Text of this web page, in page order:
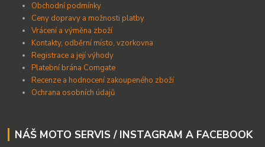
Obchodní podmínky
Ceny dopravy a možnosti platby
Vrácení a výměna zboží
Kontakty, odběrní místo, vzorkovna
Registrace a její výhody
Platební brána Comgate
Recenze a hodnocení zakoupeného zboží
Ochrana osobních údajů
NÁŠ MOTO SERVIS / INSTAGRAM A FACEBOOK